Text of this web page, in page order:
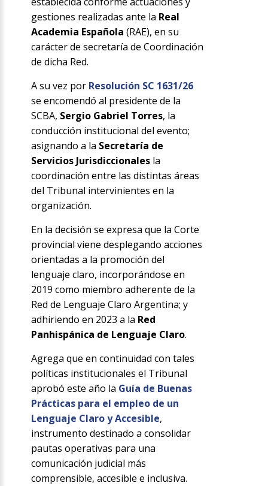
gestiones realizadas ante la Real
Academia Española (RAE), en su
carácter de secretaría de Coordinación
de dicha Red.
A su vez por Resolución SC 1631/26
se encomendó al presidente de la
SCBA, Sergio Gabriel Torres, la
conducción institucional del evento;
asignando a la Secretaría de
Servicios Jurisdiccionales la
coordinación entre las distintas áreas
del Tribunal intervinientes en la
organización.
En la decisión se expresa que la Corte
provincial viene desplegando acciones
orientadas a la promoción del
lenguaje claro, incorporándose en
2019 como miembro adherente de la
Red de Lenguaje Claro Argentina; y
adhiriendo en 2023 a la Red
Panhispánica de Lenguaje Claro.
Agrega que en continuidad con tales
políticas institucionales el Tribunal
aprobó este año la Guía de Buenas
Prácticas para el empleo de un
Lenguaje Claro y Accesible,
instrumento destinado a consolidar
pautas operativas para una
comunicación judicial más
comprensible, accesible e inclusiva.